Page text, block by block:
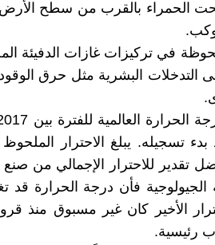
الحمراء بالقرب من سطح
في تركيزات غازات الدفيئة
عام 1750 إلى التدخلات البشرية مثل
الجيولوجية فأن درجة الحرارة قد
الأخير كان غير مسبوق منذ
رئيسية.